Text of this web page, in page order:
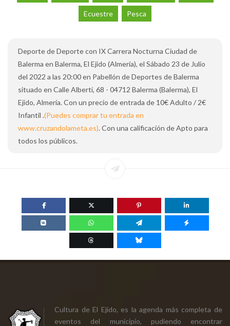
Ecuestre Pesca
Deporte de Deporte con IX Carrera Nocturna Ciudad de
Balerma en Balerma, El Ejido (Almería), el Sábado 23 de Julio
del 2022 a las 20:00 en Pabellón de Deportes de Balerma
situado en Calle Alberti, 68 - 04712 Balerma (Balerma), El
Ejido, Almería. Con un precio de entrada de 10€ Adulto / 2€
Infantil .(Puedes comprar tu entrada en
www.cruzandolameta.es). Con una calificación de Apto para
todos los públicos.
Cultura de El Ejido, es la agenda más completa de
eventos del municipio, pudiendo encontrar